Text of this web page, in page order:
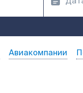
Авиакомпании